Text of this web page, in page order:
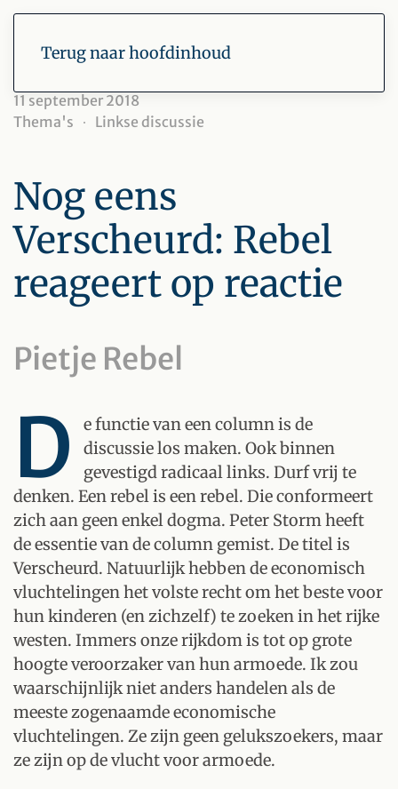
Terug naar hoofdinhoud
11 september 2018
Thema's
Linkse discussie
Nog eens
Verscheurd: Rebel
reageert op reactie
Pietje Rebel
D
e functie van een column is de
discussie los maken. Ook binnen
gevestigd radicaal links. Durf vrij te
denken. Een rebel is een rebel. Die conformeert
zich aan geen enkel dogma. Peter Storm heeft
de essentie van de column gemist. De titel is
Verscheurd. Natuurlijk hebben de economisch
vluchtelingen het volste recht om het beste voor
hun kinderen (en zichzelf) te zoeken in het rijke
westen. Immers onze rijkdom is tot op grote
hoogte veroorzaker van hun armoede. Ik zou
waarschijnlijk niet anders handelen als de
meeste zogenaamde economische
vluchtelingen. Ze zijn geen gelukszoekers, maar
ze zijn op de vlucht voor armoede.